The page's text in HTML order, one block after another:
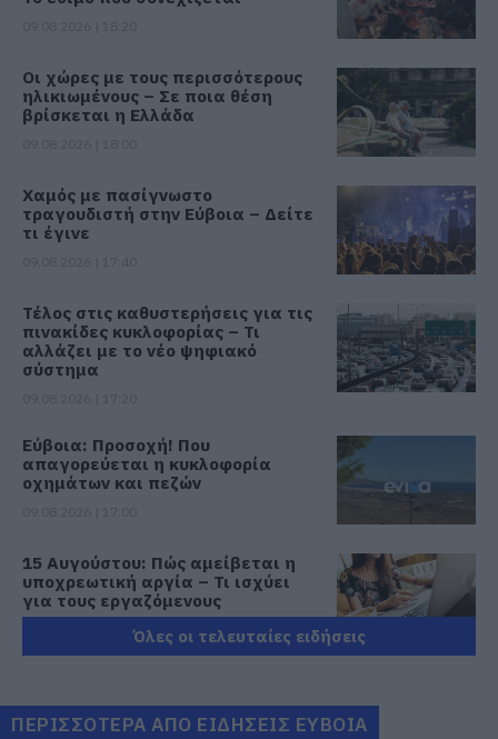
Οι χώρες με τους περισσότερους
ηλικιωμένους – Σε ποια θέση
βρίσκεται η Ελλάδα
Χαμός με πασίγνωστο
τραγουδιστή στην Εύβοια – Δείτε
τι έγινε
Τέλος στις καθυστερήσεις για τις
πινακίδες κυκλοφορίας – Τι
αλλάζει με το νέο ψηφιακό
σύστημα
Εύβοια: Προσοχή! Που
απαγορεύεται η κυκλοφορία
οχημάτων και πεζών
15 Αυγούστου: Πώς αμείβεται η
υποχρεωτική αργία – Τι ισχύει
για τους εργαζόμενους
09.08.2026 | 16:40
– «Κινδυνεύουμε να χάσουμε το
Όλες οι τελευταίες ειδήσεις
ΠΕΡΙΣΣΟΤΕΡΑ ΑΠΟ ΕΙΔΗΣΕΙΣ ΕΥΒΟΙΑ